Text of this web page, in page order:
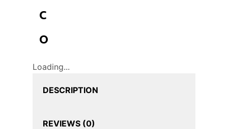
c
o
Loading...
DESCRIPTION
REVIEWS (0)